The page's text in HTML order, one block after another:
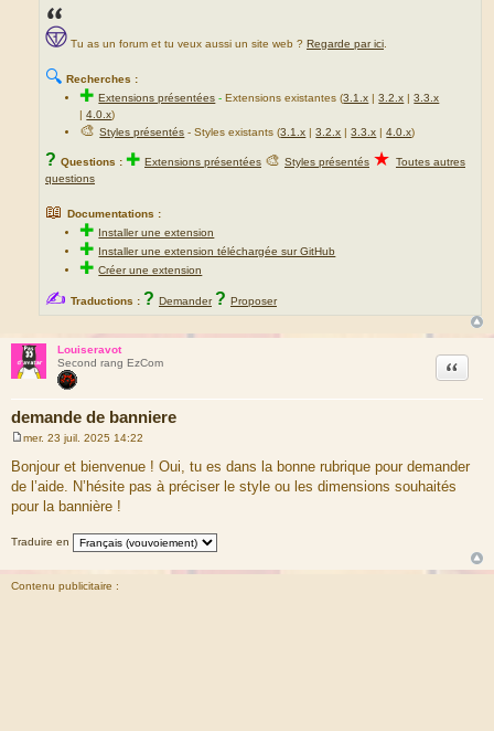
d
u
m
s
e
Tu as un forum et tu veux aussi un site web ? Regarde par ici
🔍 Recherches :
✚Extensions présentées -Extensions existantes (3.1.x |3.2.x |3.3.x
|4.0.x)
🎨Styles présentés - Styles existants (3.1.x |3.2.x |3.3.x |4.0.x)
? Questions : ✚ Extensions présentées 🎨 Styles présentés ★ Toutes autres
questions
📖 Documentations :
✚ Installer une extension
✚ Installer une extension téléchargée sur GitHub
✚Créer une extension
✍ Traductions : ? Demander ? Proposer
Louiseravot
Second rang EzCom
demande de banniere
Citation
e
s
s
a
g
mer. 23 juil. 2025 14:22
Bonjour et bienvenue ! Oui, tu es dans la bonne rubrique pour demander
de l’aide. N’hésite pas à préciser le style ou les dimensions souhaités
pour la bannière !
Traduire en
Contenu publicitaire :